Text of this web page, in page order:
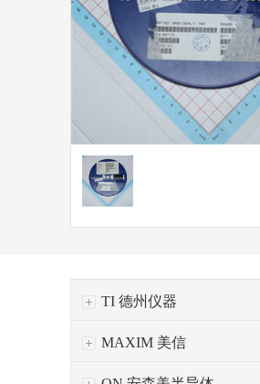
TI 德州仪器
MAXIM 美信